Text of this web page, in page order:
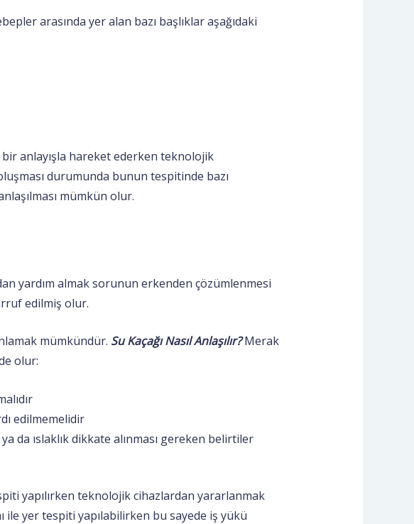
arasında yer alan bazı başlıklar aşağıdaki
anlayışla hareket ederken teknolojik
durumunda bunun tespitinde bazı
mümkün olur.
yardım almak sorunun erkenden çözümlenmesi
edilmiş olur.
mümkündür. Su Kaçağı Nasıl Anlaşılır?Merak
olur:
edilmemelidir
da ıslaklık dikkate alınması gereken belirtiler
yapılırken teknolojik cihazlardan yararlanmak
ile yer tespiti yapılabilirken bu sayede iş yükü